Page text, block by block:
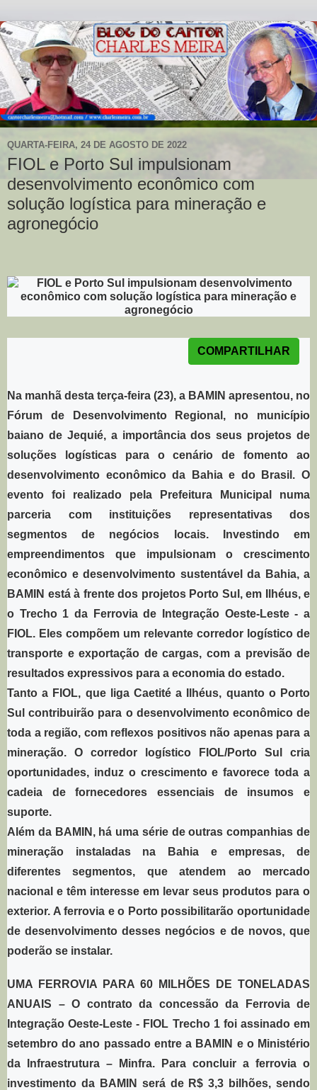
QUARTA-FEIRA, 24 DE AGOSTO DE 2022
FIOL e Porto Sul impulsionam
desenvolvimento econômico com
solução logística para mineração e
agronegócio
COMPARTILHAR
Na manhã desta terça-feira (23), a BAMIN apresentou, no
Fórum de Desenvolvimento Regional, no município
baiano de Jequié, a importância dos seus projetos de
soluções logísticas para o cenário de fomento ao
desenvolvimento econômico da Bahia e do Brasil. O
evento foi realizado pela Prefeitura Municipal numa
parceria com instituições representativas dos
segmentos de negócios locais. Investindo em
empreendimentos que impulsionam o crescimento
econômico e desenvolvimento sustentável da Bahia, a
BAMIN está à frente dos projetos Porto Sul, em Ilhéus, e
o Trecho 1 da Ferrovia de Integração Oeste-Leste - a
FIOL. Eles compõem um relevante corredor logístico de
transporte e exportação de cargas, com a previsão de
resultados expressivos para a economia do estado.
Tanto a FIOL, que liga Caetité a Ilhéus, quanto o Porto
Sul contribuirão para o desenvolvimento econômico de
toda a região, com reflexos positivos não apenas para a
mineração. O corredor logístico FIOL/Porto Sul cria
oportunidades, induz o crescimento e favorece toda a
cadeia de fornecedores essenciais de insumos e
suporte.
Além da BAMIN, há uma série de outras companhias de
mineração instaladas na Bahia e empresas, de
diferentes segmentos, que atendem ao mercado
nacional e têm interesse em levar seus produtos para o
exterior. A ferrovia e o Porto possibilitarão oportunidade
de desenvolvimento desses negócios e de novos, que
poderão se instalar.
UMA FERROVIA PARA 60 MILHÕES DE TONELADAS
ANUAIS – O contrato da concessão da Ferrovia de
Integração Oeste-Leste - FIOL Trecho 1 foi assinado em
setembro do ano passado entre a BAMIN e o Ministério
da Infraestrutura – Minfra. Para concluir a ferrovia o
investimento da BAMIN será de R$ 3,3 bilhões, sendo